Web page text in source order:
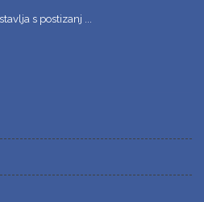
s postizanj ...